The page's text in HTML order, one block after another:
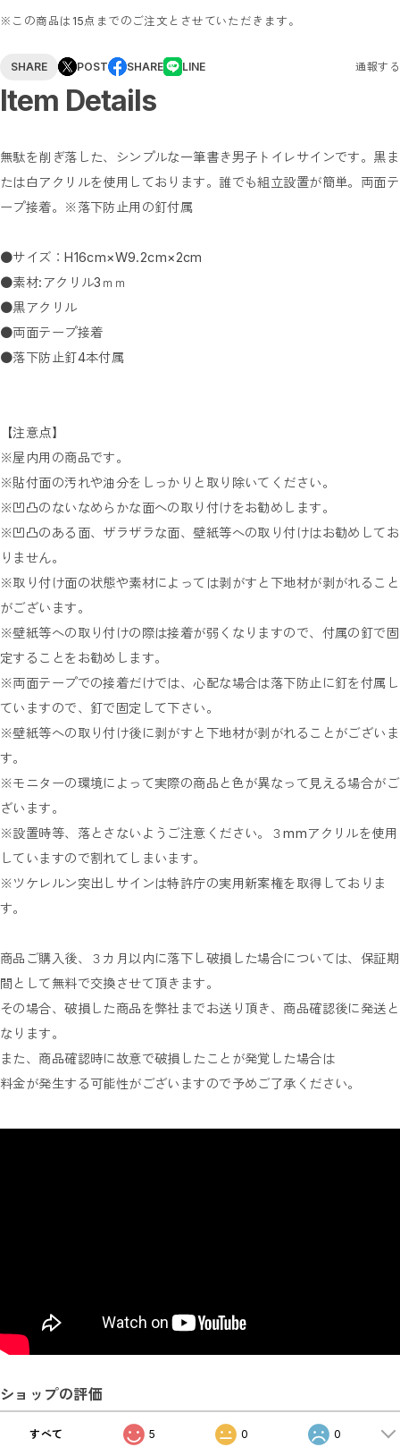
※この商品は15点までのご注文とさせていただきます。
SHARE POST SHARE LINE 通報する
Item Details
無駄を削ぎ落した、シンプルな一筆書き男子トイレサインです。黒ま
たは白アクリルを使用しております。誰でも組立設置が簡単。両面テ
ープ接着。※落下防止用の釘付属
●サイズ：H16cm×W9.2cm×2cm
●素材:アクリル3ｍｍ
●黒アクリル
●両面テープ接着
●落下防止釘4本付属
【注意点】
※屋内用の商品です。
※貼付面の汚れや油分をしっかりと取り除いてください。
※凹凸のないなめらかな面への取り付けをお勧めします。
※凹凸のある面、ザラザラな面、壁紙等への取り付けはお勧めしてお
りません。
※取り付け面の状態や素材によっては剥がすと下地材が剥がれること
がございます。
※壁紙等への取り付けの際は接着が弱くなりますので、付属の釘で固
定することをお勧めします。
※両面テープでの接着だけでは、心配な場合は落下防止に釘を付属し
ていますので、釘で固定して下さい。
※壁紙等への取り付け後に剥がすと下地材が剥がれることがございま
す。
※モニターの環境によって実際の商品と色が異なって見える場合がご
ざいます。
※設置時等、落とさないようご注意ください。３mmアクリルを使用
していますので割れてしまいます。
※ツケレルン突出しサインは特許庁の実用新案権を取得しておりま
す。
商品ご購入後、３カ月以内に落下し破損した場合については、保証期
間として無料で交換させて頂きます。
その場合、破損した商品を弊社までお送り頂き、商品確認後に発送と
なります。
また、商品確認時に故意で破損したことが発覚した場合は
料金が発生する可能性がございますので予めご了承ください。
ショップの評価
すべて 5 0 0